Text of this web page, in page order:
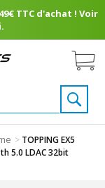
TTC d'achat ! Voir
> TOPPING EX5
5.0 LDAC 32bit